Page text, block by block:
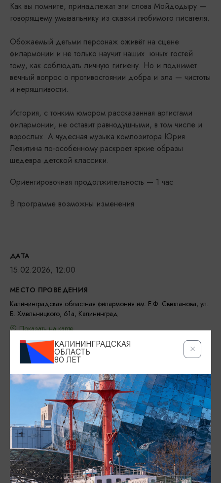
Как вы помните, принадлежат эти слова Мойдодыру —
говорящему умывальнику из сказки любимого писателя.
Обожаемый детьми персонаж оживёт на сцене
филармонии и не только научит наших юных гостей
тому, как соблюдать личную гигиену. Но и поднимет
вечный вопрос о противостоянии добра и зла — чистоты
и неряшливости.
История, с тонким юмором рассказанная артистами
филармонии, не оставит равнодушными, в том числе и
взрослых. А чудесная музыка композитора Юрия
Левитина по-особенному раскроет яркие образы
шедевра детской классики.
Ориентировочная продолжительность — 1 час
В программе возможны изменения
ДАТА
15.02.2026, 12:00
МЕСТО ПРОВЕДЕНИЯ
Калининградская областная филармония им. Е.Ф. Светланова, ул.
Б. Хмельницкого, 61а, Калининград
Показать на карте
ТЕЛЕФОН
+7 (4012) 64-78-90 (касса)
ПОЧТА
info@filarmonia39.ru
ВОЗРАСТНЫЕ ОГРАНИЧЕНИЯ
0+
БИЛЕТЫ
550-700 рублей
КАЛИНИНГРАДСКАЯ
ОБЛАСТЬ
80 ЛЕТ